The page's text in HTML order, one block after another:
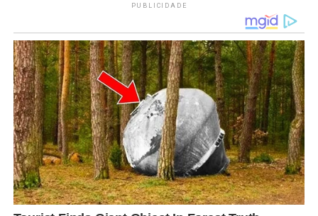
PUBLICIDADE